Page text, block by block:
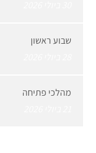
שבוע ראשון
מהלכי פתיחה